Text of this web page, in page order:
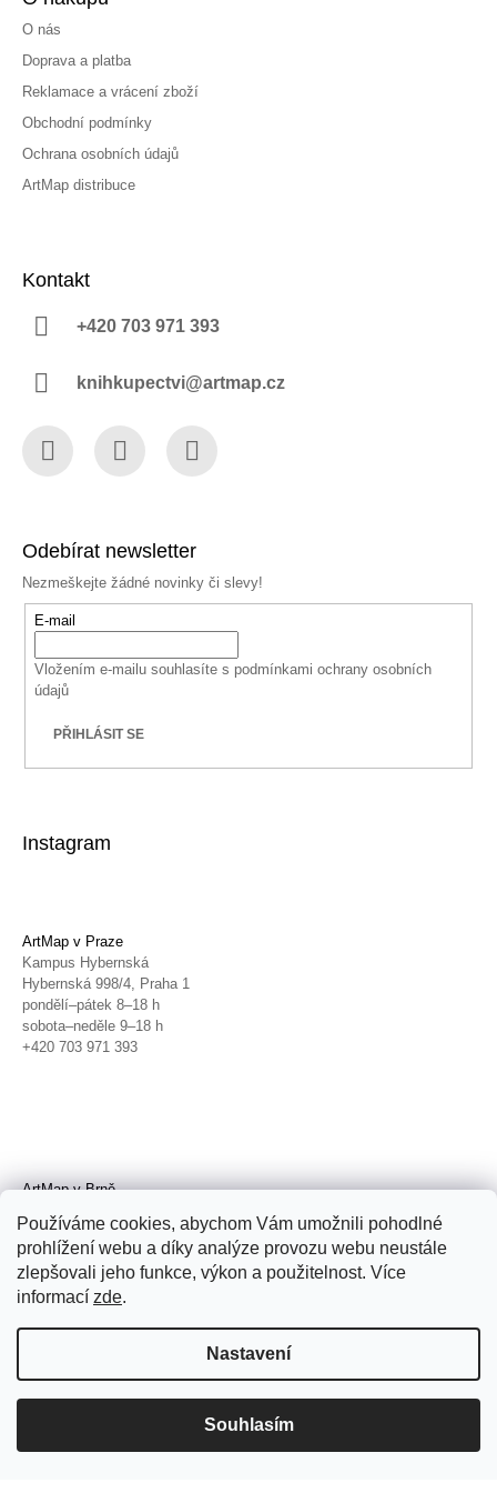
Používáme cookies, abychom Vám umožnili pohodlné
prohlížení webu a díky analýze provozu webu neustále
zlepšovali jeho funkce, výkon a použitelnost. Více
informací zde.
Nastavení
Souhlasím
O nás
Doprava a platba
Reklamace a vrácení zboží
Obchodní podmínky
Ochrana osobních údajů
ArtMap distribuce
Kontakt
+420 703 971 393
knihkupectvi@artmap.cz
Odebírat newsletter
Nezmeškejte žádné novinky či slevy!
E-mail
Vložením e-mailu souhlasíte s podmínkami ochrany osobních
údajů
PŘIHLÁSIT SE
Instagram
ArtMap v Praze
Kampus Hybernská
Hybernská 998/4, Praha 1
pondělí–pátek 8–18 h
sobota–neděle 9–18 h
+420 703 971 393
ArtMap v Brně
Radnická 4, Brno
úterý–pátek 11–19 h
sobota 14–19 h
+420 702 152 298